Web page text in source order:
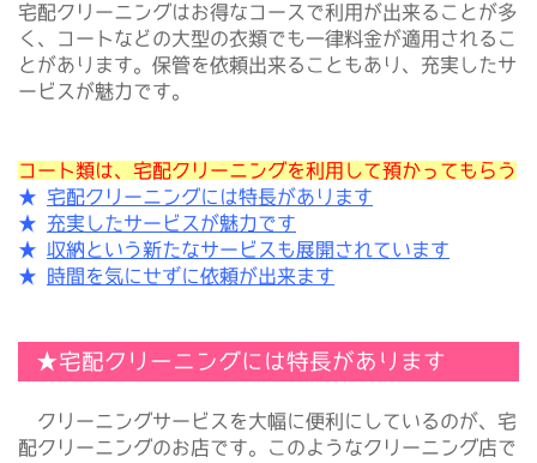
宅配クリーニングはお得なコースで利用が出来ることが多
く、コートなどの大型の衣類でも一律料金が適用されるこ
とがあります。保管を依頼出来ることもあり、充実したサ
ービスが魅力です。
コート類は、宅配クリーニングを利用して預かってもらう
★ 宅配クリーニングには特長があります
★ 充実したサービスが魅力です
★
収納という新たなサービスも展開されています
★
時間を気にせずに依頼が出来ます
★宅配クリーニングには特長があります
クリーニングサービスを大幅に便利にしているのが、宅
配クリーニングのお店です。このようなクリーニング店で